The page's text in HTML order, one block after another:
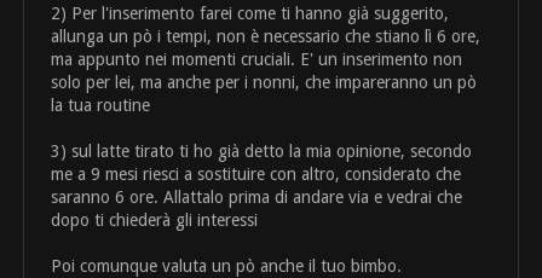
2) Per l'inserimento farei come ti hanno già suggerito,
allunga un pò i tempi, non è necessario che stiano lì 6 ore,
ma appunto nei momenti cruciali. E' un inserimento non
solo per lei, ma anche per i nonni, che impareranno un pò
la tua routine
3) sul latte tirato ti ho già detto la mia opinione, secondo
me a 9 mesi riesci a sostituire con altro, considerato che
saranno 6 ore. Allattalo prima di andare via e vedrai che
dopo ti chiederà gli interessi
Poi comunque valuta un pò anche il tuo bimbo.